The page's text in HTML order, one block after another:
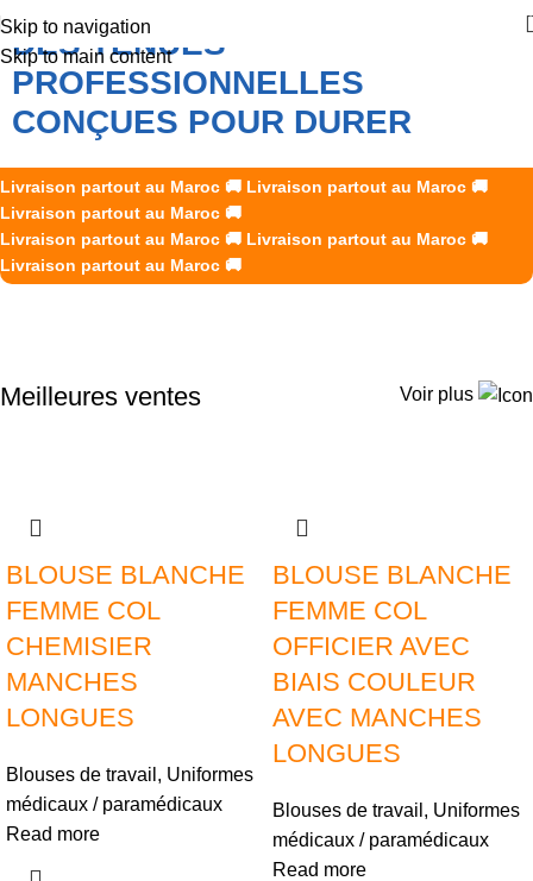
Skip to navigation
Skip to main content
DES TENUES
PROFESSIONNELLES
CONÇUES POUR DURER
K2R Creations accompagne les professionnels marocains
avec des vêtements de travail et des EPI fiables, durables et
adaptés aux exigences de chaque métier.
Découvrir nos produits
Livraison partout au Maroc 🚚 Livraison partout au Maroc 🚚
Livraison partout au Maroc 🚚
Livraison partout au Maroc 🚚 Livraison partout au Maroc 🚚
Livraison partout au Maroc 🚚
Meilleures ventes Voir plus
BLOUSE BLANCHE
FEMME COL
CHEMISIER
MANCHES
LONGUES
Blouses de travail , Uniformes
médicaux / paramédicaux
Read more
BLOUSE BLANCHE
FEMME COL
OFFICIER AVEC
BIAIS COULEUR
AVEC MANCHES
LONGUES
Blouses de travail , Uniformes
médicaux / paramédicaux
Read more